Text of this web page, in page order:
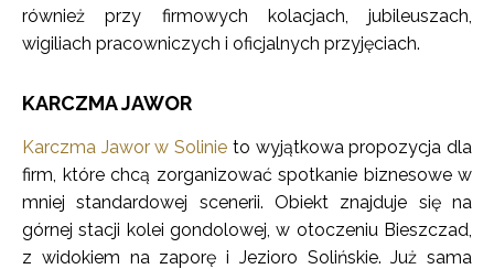
również przy firmowych kolacjach, jubileuszach,
wigiliach pracowniczych i oficjalnych przyjęciach.
KARCZMA JAWOR
Karczma Jawor w Solinie to wyjątkowa propozycja dla
firm, które chcą zorganizować spotkanie biznesowe w
mniej standardowej scenerii. Obiekt znajduje się na
górnej stacji kolei gondolowej, w otoczeniu Bieszczad,
z widokiem na zaporę i Jezioro Solińskie. Już sama